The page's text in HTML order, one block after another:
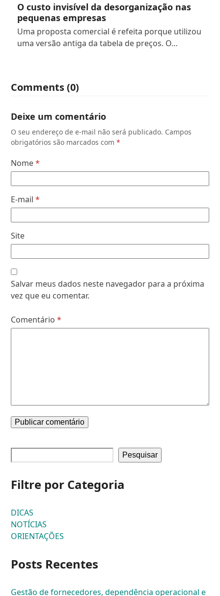
O custo invisível da desorganização nas
pequenas empresas
Uma proposta comercial é refeita porque utilizou
uma versão antiga da tabela de preços. O…
Comments (0)
Deixe um comentário
O seu endereço de e-mail não será publicado. Campos
obrigatórios são marcados com*
Nome*
E-mail*
Site
Salvar meus dados neste navegador para a próxima
vez que eu comentar.
Comentário*
Pesquisar
Filtre por Categoria
DICAS
NOTÍCIAS
ORIENTAÇÕES
Posts Recentes
Gestão de fornecedores, dependência operacional e